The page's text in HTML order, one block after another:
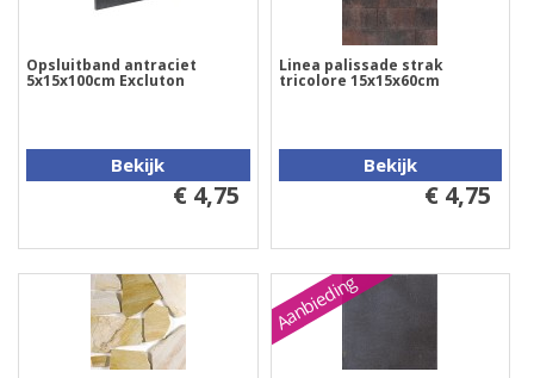
Opsluitband antraciet
5x15x100cm Excluton
Bekijk
€ 4,75
Linea palissade strak
tricolore 15x15x60cm
Bekijk
€ 4,75
Aanbieding